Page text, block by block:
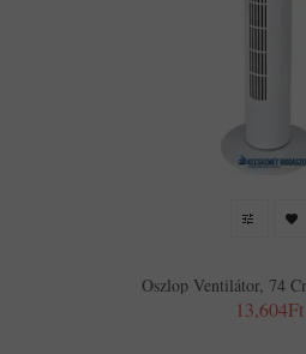
Oszlop Ventilátor, 74
13,604Ft